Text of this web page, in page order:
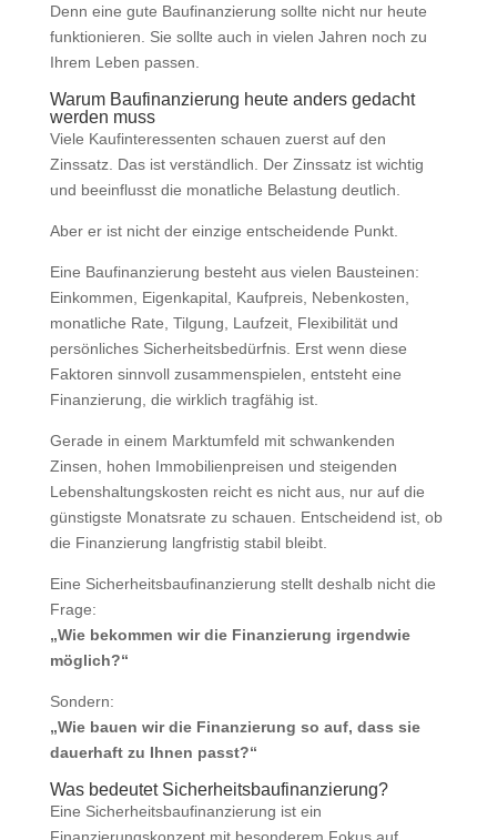
Denn eine gute Baufinanzierung sollte nicht nur heute
funktionieren. Sie sollte auch in vielen Jahren noch zu
Ihrem Leben passen.
Warum Baufinanzierung heute anders gedacht
werden muss
Viele Kaufinteressenten schauen zuerst auf den
Zinssatz. Das ist verständlich. Der Zinssatz ist wichtig
und beeinflusst die monatliche Belastung deutlich.
Aber er ist nicht der einzige entscheidende Punkt.
Eine Baufinanzierung besteht aus vielen Bausteinen:
Einkommen, Eigenkapital, Kaufpreis, Nebenkosten,
monatliche Rate, Tilgung, Laufzeit, Flexibilität und
persönliches Sicherheitsbedürfnis. Erst wenn diese
Faktoren sinnvoll zusammenspielen, entsteht eine
Finanzierung, die wirklich tragfähig ist.
Gerade in einem Marktumfeld mit schwankenden
Zinsen, hohen Immobilienpreisen und steigenden
Lebenshaltungskosten reicht es nicht aus, nur auf die
günstigste Monatsrate zu schauen. Entscheidend ist, ob
die Finanzierung langfristig stabil bleibt.
Eine Sicherheitsbaufinanzierung stellt deshalb nicht die
Frage:
„Wie bekommen wir die Finanzierung irgendwie
möglich?“
Sondern:
„Wie bauen wir die Finanzierung so auf, dass sie
dauerhaft zu Ihnen passt?“
Was bedeutet Sicherheitsbaufinanzierung?
Eine Sicherheitsbaufinanzierung ist ein
Finanzierungskonzept mit besonderem Fokus auf